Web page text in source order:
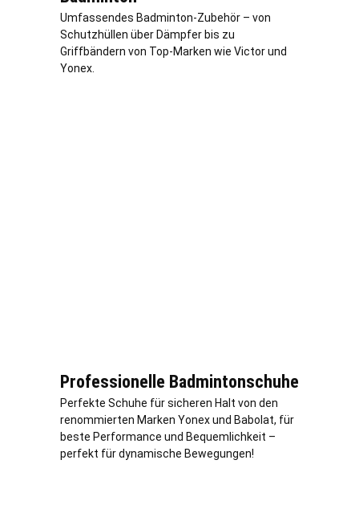
Umfassendes Badminton-Zubehör – von
Schutzhüllen über Dämpfer bis zu
Griffbändern von Top-Marken wie Victor und
Yonex.
Professionelle Badmintonschuhe
Perfekte Schuhe für sicheren Halt von den
renommierten Marken Yonex und Babolat, für
beste Performance und Bequemlichkeit –
perfekt für dynamische Bewegungen!